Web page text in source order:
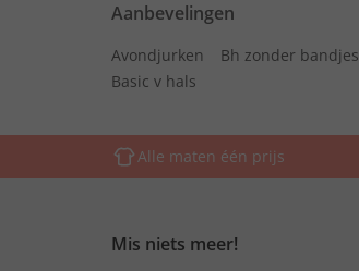
Aanbevelingen
Avondjurken Bh zonder bandjes
Basic v hals
Alle maten één prijs
Mis niets meer!